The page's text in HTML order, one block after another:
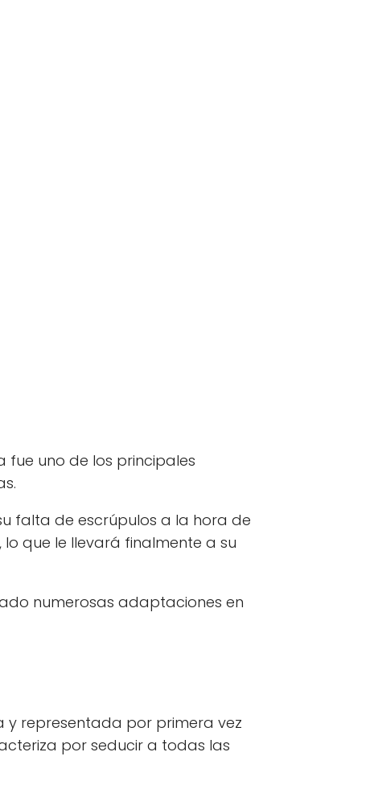
fue uno de los principales
falta de escrúpulos a la hora de
que le llevará finalmente a su
numerosas adaptaciones en
y representada por primera vez
por seducir a todas las